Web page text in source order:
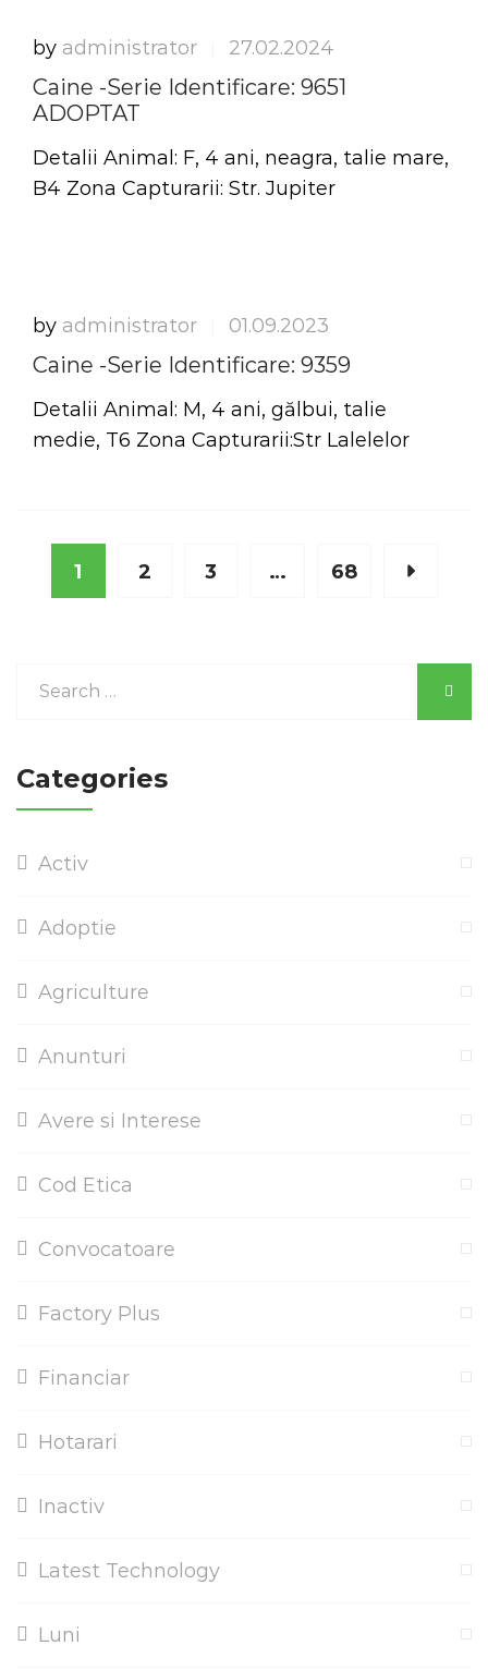
by administrator 27.02.2024
Caine -Serie Identificare: 9651
ADOPTAT
Detalii Animal: F, 4 ani, neagra, talie mare,
B4 Zona Capturarii: Str. Jupiter
by administrator 01.09.2023
Caine -Serie Identificare: 9359
Detalii Animal: M, 4 ani, gălbui, talie
medie, T6 Zona Capturarii:Str Lalelelor
1 2 3 … 68
Categories
Activ
Adoptie
Agriculture
Anunturi
Avere si Interese
Cod Etica
Convocatoare
Factory Plus
Financiar
Hotarari
Inactiv
Latest Technology
Luni